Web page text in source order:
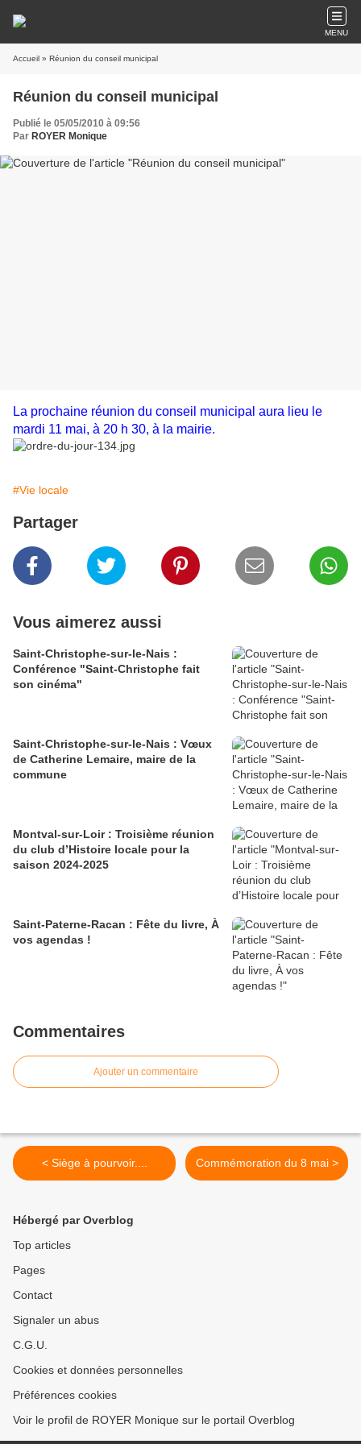
MENU
Accueil » Réunion du conseil municipal
Réunion du conseil municipal
Publié le 05/05/2010 à 09:56
Par ROYER Monique
La prochaine réunion du conseil municipal aura lieu le
mardi 11 mai, à 20 h 30, à la mairie.
#Vie locale
Partager
Vous aimerez aussi
Saint-Christophe-sur-le-Nais :
Conférence "Saint-Christophe fait
son cinéma"
Saint-Christophe-sur-le-Nais : Vœux
de Catherine Lemaire, maire de la
commune
Montval-sur-Loir : Troisième réunion
du club d’Histoire locale pour la
saison 2024-2025
Saint-Paterne-Racan : Fête du livre, À
vos agendas !
Commentaires
Ajouter un commentaire
< Siège à pourvoir.... Commémoration du 8 mai >
Hébergé par Overblog
Top articles
Pages
Contact
Signaler un abus
C.G.U.
Cookies et données personnelles
Préférences cookies
Voir le profil de ROYER Monique sur le portail Overblog